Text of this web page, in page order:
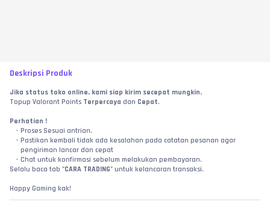
Deskripsi Produk
Jika status toko online, kami siap kirim secepat mungkin.
Topup Valorant Points Terpercaya dan Cepat.
Perhatian !
Proses Sesuai antrian.
Pastikan kembali tidak ada kesalahan pada catatan pesanan agar
pengiriman lancar dan cepat
Chat untuk konfirmasi sebelum melakukan pembayaran.
Selalu baca tab "CARA TRADING" untuk kelancaran transaksi.
Happy Gaming kak!